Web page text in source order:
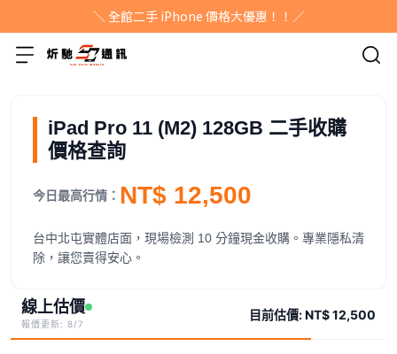
＼ 全館二手 iPhone 價格大優惠！！／
iPad Pro 11 (M2) 128GB 二手收購
價格查詢
今日最高行情： NT$ 12,500
台中北屯實體店面，現場檢測 10 分鐘現金收購。專業隱私清
除，讓您賣得安心。
線上估價
報價更新: 8/7
目前估價:NT$ 12,500